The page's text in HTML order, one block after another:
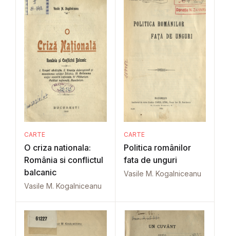
CARTE
O criza nationala:
România si conflictul
balcanic
Vasile M. Kogalniceanu
CARTE
Politica românilor
fata de unguri
Vasile M. Kogalniceanu